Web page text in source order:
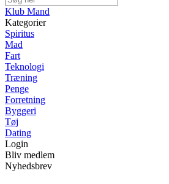
Klub Mand
Kategorier
Spiritus
Mad
Fart
Teknologi
Træning
Penge
Forretning
Byggeri
Tøj
Dating
Login
Bliv medlem
Nyhedsbrev